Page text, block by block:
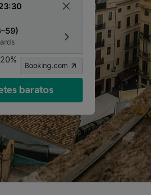
Booking.com
baratos